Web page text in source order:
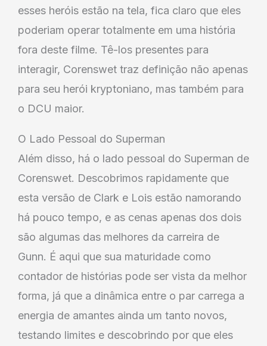
esses heróis estão na tela, fica claro que eles
poderiam operar totalmente em uma história
fora deste filme. Tê-los presentes para
interagir, Corenswet traz definição não apenas
para seu herói kryptoniano, mas também para
o DCU maior.
O Lado Pessoal do Superman
Além disso, há o lado pessoal do Superman de
Corenswet. Descobrimos rapidamente que
esta versão de Clark e Lois estão namorando
há pouco tempo, e as cenas apenas dos dois
são algumas das melhores da carreira de
Gunn. É aqui que sua maturidade como
contador de histórias pode ser vista da melhor
forma, já que a dinâmica entre o par carrega a
energia de amantes ainda um tanto novos,
testando limites e descobrindo por que eles